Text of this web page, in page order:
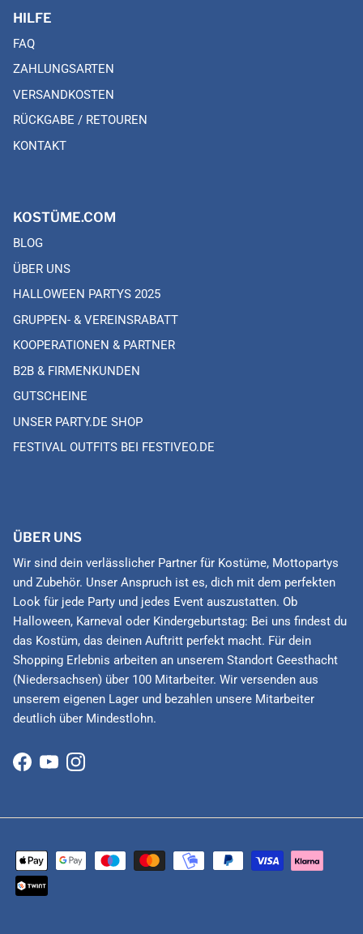
HILFE
FAQ
ZAHLUNGSARTEN
VERSANDKOSTEN
RÜCKGABE / RETOUREN
KONTAKT
KOSTÜME.COM
BLOG
ÜBER UNS
HALLOWEEN PARTYS 2025
GRUPPEN- & VEREINSRABATT
KOOPERATIONEN & PARTNER
B2B & FIRMENKUNDEN
GUTSCHEINE
UNSER PARTY.DE SHOP
FESTIVAL OUTFITS BEI FESTIVEO.DE
ÜBER UNS
Wir sind dein verlässlicher Partner für Kostüme, Mottopartys
und Zubehör. Unser Anspruch ist es, dich mit dem perfekten
Look für jede Party und jedes Event auszustatten. Ob
Halloween, Karneval oder Kindergeburtstag: Bei uns findest du
das Kostüm, das deinen Auftritt perfekt macht. Für dein
Shopping Erlebnis arbeiten an unserem Standort Geesthacht
(Niedersachsen) über 100 Mitarbeiter. Wir versenden aus
unserem eigenen Lager und bezahlen unsere Mitarbeiter
deutlich über Mindestlohn.
Facebook
YouTubeInstagram